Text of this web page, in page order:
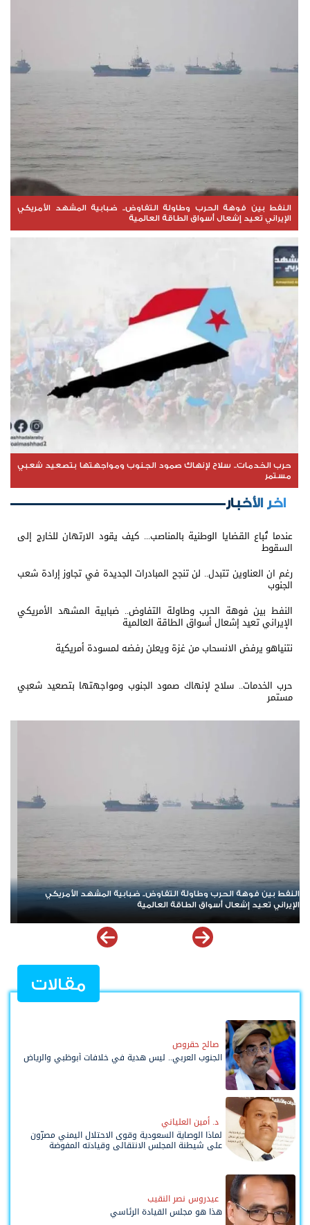
النفط بين فوهة الحرب وطاولة التفاوض.. ضبابية المشهد الأمريكي
الإيراني تعيد إشعال أسواق الطاقة العالمية
حرب الخدمات.. سلاح لإنهاك صمود الجنوب ومواجهتها بتصعيد شعبي
مستمر
اخر الأخبار
عندما تُباع القضايا الوطنية بالمناصب... كيف يقود الارتهان للخارج إلى
السقوط
رغم ان العناوين تتبدل.. لن تنجح المبادرات الجديدة في تجاوز إرادة شعب
الجنوب
النفط بين فوهة الحرب وطاولة التفاوض.. ضبابية المشهد الأمريكي
الإيراني تعيد إشعال أسواق الطاقة العالمية
نتنياهو يرفض الانسحاب من غزة ويعلن رفضه لمسودة أمريكية
حرب الخدمات.. سلاح لإنهاك صمود الجنوب ومواجهتها بتصعيد شعبي
مستمر
حرب الخدمات.. سلاح لإنهاك صمود الجنوب ومواجهتها بتصعيد شعبي
مستمر
مقالات
صالح حقروص
الجنوب العربي.. ليس هدية في خلافات أبوظبي والرياض
د. أمين العلياني
لماذا الوصاية السعودية وقوى الاحتلال اليمني مصرّون
على شيطنة المجلس الانتقالي وقيادته المفوضة
عيدروس نصر النقيب
هذا هو مجلس القيادة الرئاسي